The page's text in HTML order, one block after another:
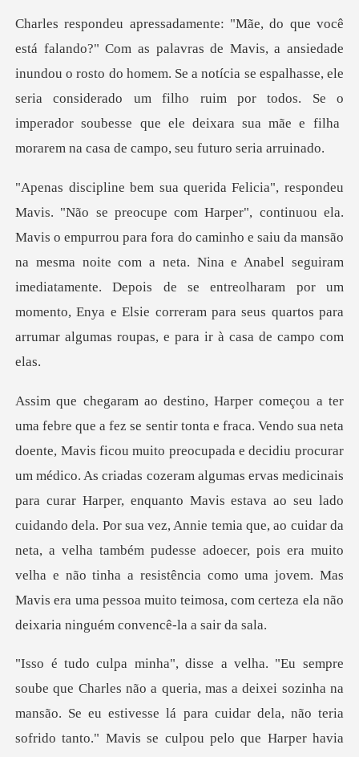
inundou o rosto do homem. Se a notícia se espalhasse, ele
seria considerado um filho ruim por todos. Se o
para fora do caminho e saiu da mansão
na mesma noite com a neta. Nina e Anabel seguiram
imediatamente. Depois de se entreolh
s criadas cozeram algumas ervas medicinais
para curar Harper, enquanto Mavis estava ao seu lado
cuidando dela. Por sua vez, Annie temia que, ao cuidar da
neta, a velha também pudes
a queria, mas a deixei sozinha na
mansão. Se eu estivesse lá para cuidar de